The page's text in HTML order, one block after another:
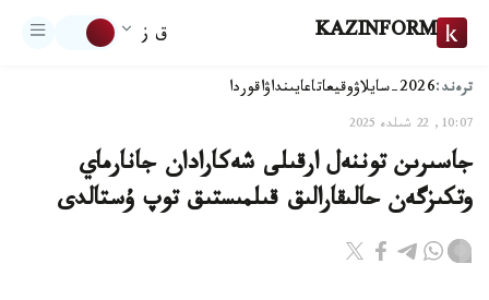
KAZINFORM ق ز
ترەند:2026-سايلاۋ وقيعاتاعايىنداۋاقوردا
10:07, 22 شىلدە 2025
جاسىرىن توننەل ارقىلى شەكارادان جانارماي
وتكىزگەن حالىقارالىق قىلمىستىق توپ ۇستالدى